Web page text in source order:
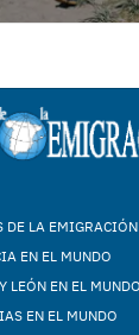
DE LA EMIGRACIÓN
EN EL MUNDO
LEÓN EN EL MUNDO
EN EL MUNDO